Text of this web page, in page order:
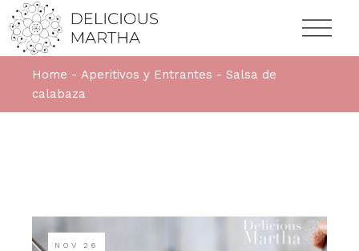
Home Aperitivos y Entrantes
Salsa de
calabaza
NOV 26